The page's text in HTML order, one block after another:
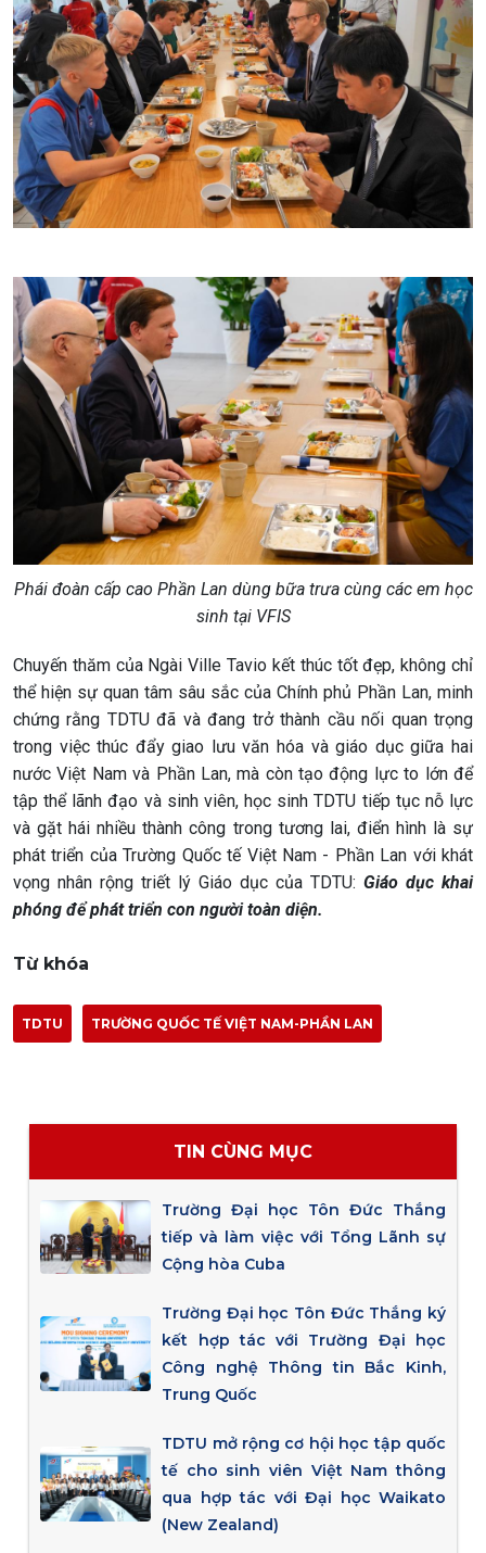
Phái đoàn cấp cao Phần Lan dùng bữa trưa cùng các em học
sinh tại VFIS
Chuyến thăm của Ngài Ville Tavio kết thúc tốt đẹp, không chỉ
thể hiện sự quan tâm sâu sắc của Chính phủ Phần Lan, minh
chứng rằng TDTU đã và đang trở thành cầu nối quan trọng
trong việc thúc đẩy giao lưu văn hóa và giáo dục giữa hai
nước Việt Nam và Phần Lan, mà còn tạo động lực to lớn để
tập thể lãnh đạo và sinh viên, học sinh TDTU tiếp tục nỗ lực
và gặt hái nhiều thành công trong tương lai, điển hình là sự
phát triển của Trường Quốc tế Việt Nam - Phần Lan với khát
vọng nhân rộng triết lý Giáo dục của TDTU: Giáo dục khai
phóng để phát triển con người toàn diện.
Từ khóa
TDTU TRƯỜNG QUỐC TẾ VIỆT NAM-PHẦN LAN
TIN CÙNG MỤC
Trường Đại học Tôn Đức Thắng
tiếp và làm việc với Tổng Lãnh sự
Cộng hòa Cuba
Trường Đại học Tôn Đức Thắng ký
kết hợp tác với Trường Đại học
Công nghệ Thông tin Bắc Kinh,
Trung Quốc
TDTU mở rộng cơ hội học tập quốc
tế cho sinh viên Việt Nam thông
qua hợp tác với Đại học Waikato
(New Zealand)